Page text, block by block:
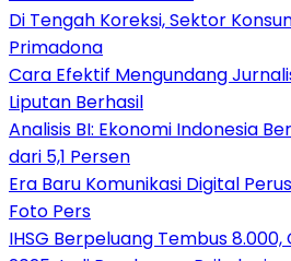
Di Tengah Koreksi, Sektor
Primadona
Cara Efektif Mengundang
Liputan Berhasil
Analisis BI: Ekonomi Indonesia
dari 5,1 Persen
Era Baru Komunikasi Digital
Foto Pers
IHSG Berpeluang Tembus 8.000,